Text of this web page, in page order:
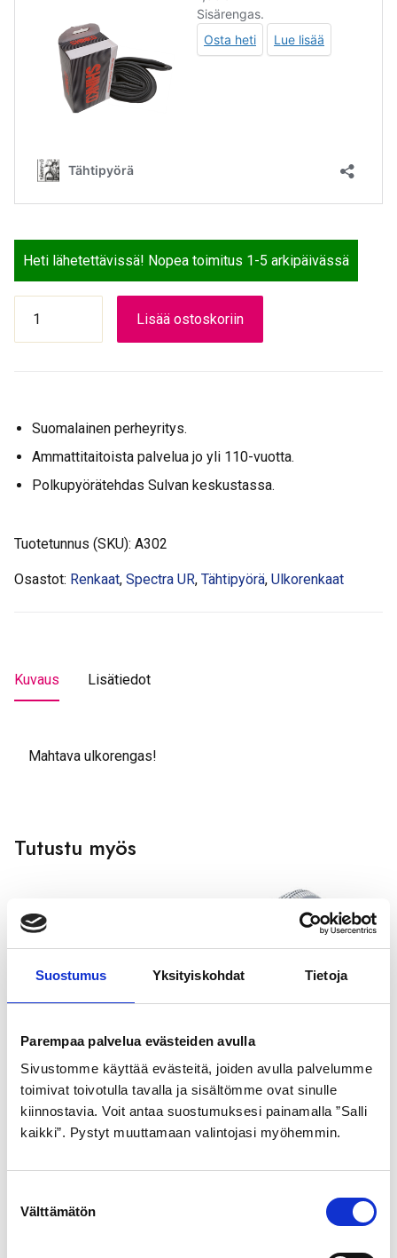
Suostumus Yksityiskohdat Tietoja
Parempaa palvelua evästeiden avulla
Sivustomme käyttää evästeitä, joiden avulla palvelumme
toimivat toivotulla tavalla ja sisältömme ovat sinulle
kiinnostavia. Voit antaa suostumuksesi painamalla ”Salli
kaikki”. Pystyt muuttamaan valintojasi myöhemmin.
Välttämätön
Heti lähetettävissä! Nopea toimitus 1-5 arkipäivässä
ULKORENGAS
62-
määrä
Lisää ostoskoriin
Suomalainen perheyritys.
Ammattitaitoista palvelua jo yli 110-vuotta.
Polkupyörätehdas Sulvan keskustassa.
Tuotetunnus (SKU): A302
Osastot: Renkaat, Spectra UR, Tähtipyörä, Ulkorenkaat
Kuvaus Lisätiedot
Mahtava ulkorengas!
Tutustu myös
SCHWALBE
ULKORENGAS 40-622
MUSTA DELTA CRUISER
PLUS pistosuojattu
GOLDEN BOY
ULKORENGAS 44-484
HARMAA SR 120
21,99€